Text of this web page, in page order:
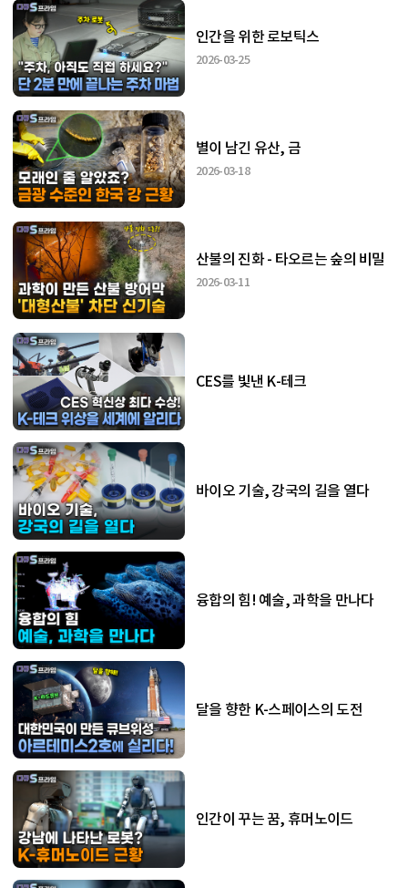
인간을 위한 로보틱스
2026-03-25
별이 남긴 유산, 금
2026-03-18
산불의 진화 - 타오르는 숲의 비밀
2026-03-11
CES를 빛낸 K-테크
바이오 기술, 강국의 길을 열다
융합의 힘! 예술, 과학을 만나다
달을 향한 K-스페이스의 도전
인간이 꾸는 꿈, 휴머노이드